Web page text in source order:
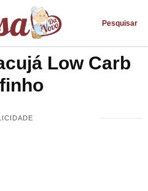
Pesquisar
Low Carb